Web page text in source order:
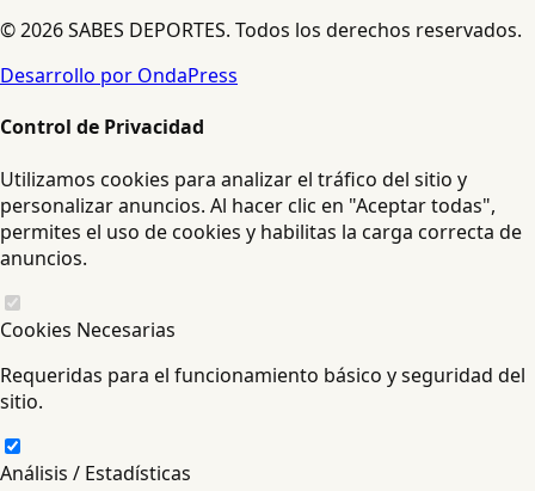
© 2026 SABES DEPORTES. Todos los derechos reservados.
Desarrollo por OndaPress
Control de Privacidad
Utilizamos cookies para analizar el tráfico del sitio y
personalizar anuncios. Al hacer clic en "Aceptar todas",
permites el uso de cookies y habilitas la carga correcta de
anuncios.
Cookies Necesarias
Requeridas para el funcionamiento básico y seguridad del
sitio.
Análisis / Estadísticas